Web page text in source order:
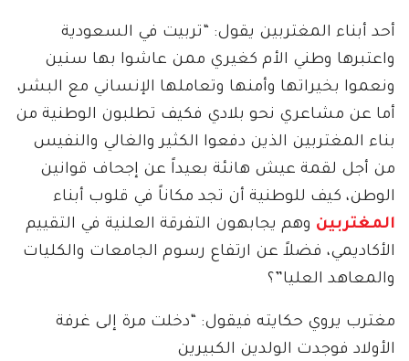
أحد أبناء المغتربين يقول: “تربيت في السعودية
واعتبرها وطني الأم كغيري ممن عاشوا بها سنين
ونعموا بخيراتها وأمنها وتعاملها الإنساني مع البشر،
أما عن مشاعري نحو بلادي فكيف تطلبون الوطنية من
بناء المغتربين الذين دفعوا الكثير والغالي والنفيس
من أجل لقمة عيش هانئة بعيداً عن إجحاف قوانين
الوطن، كيف للوطنية أن تجد مكاناً في قلوب أبناء
المغتربين وهم يجابهون التفرقة العلنية في التقييم
الأكاديمي، فضلاً عن ارتفاع رسوم الجامعات والكليات
والمعاهد العليا”؟
مغترب يروي حكايته فيقول: “دخلت مرة إلى غرفة
الأولاد فوجدت الولدين الكبيرين